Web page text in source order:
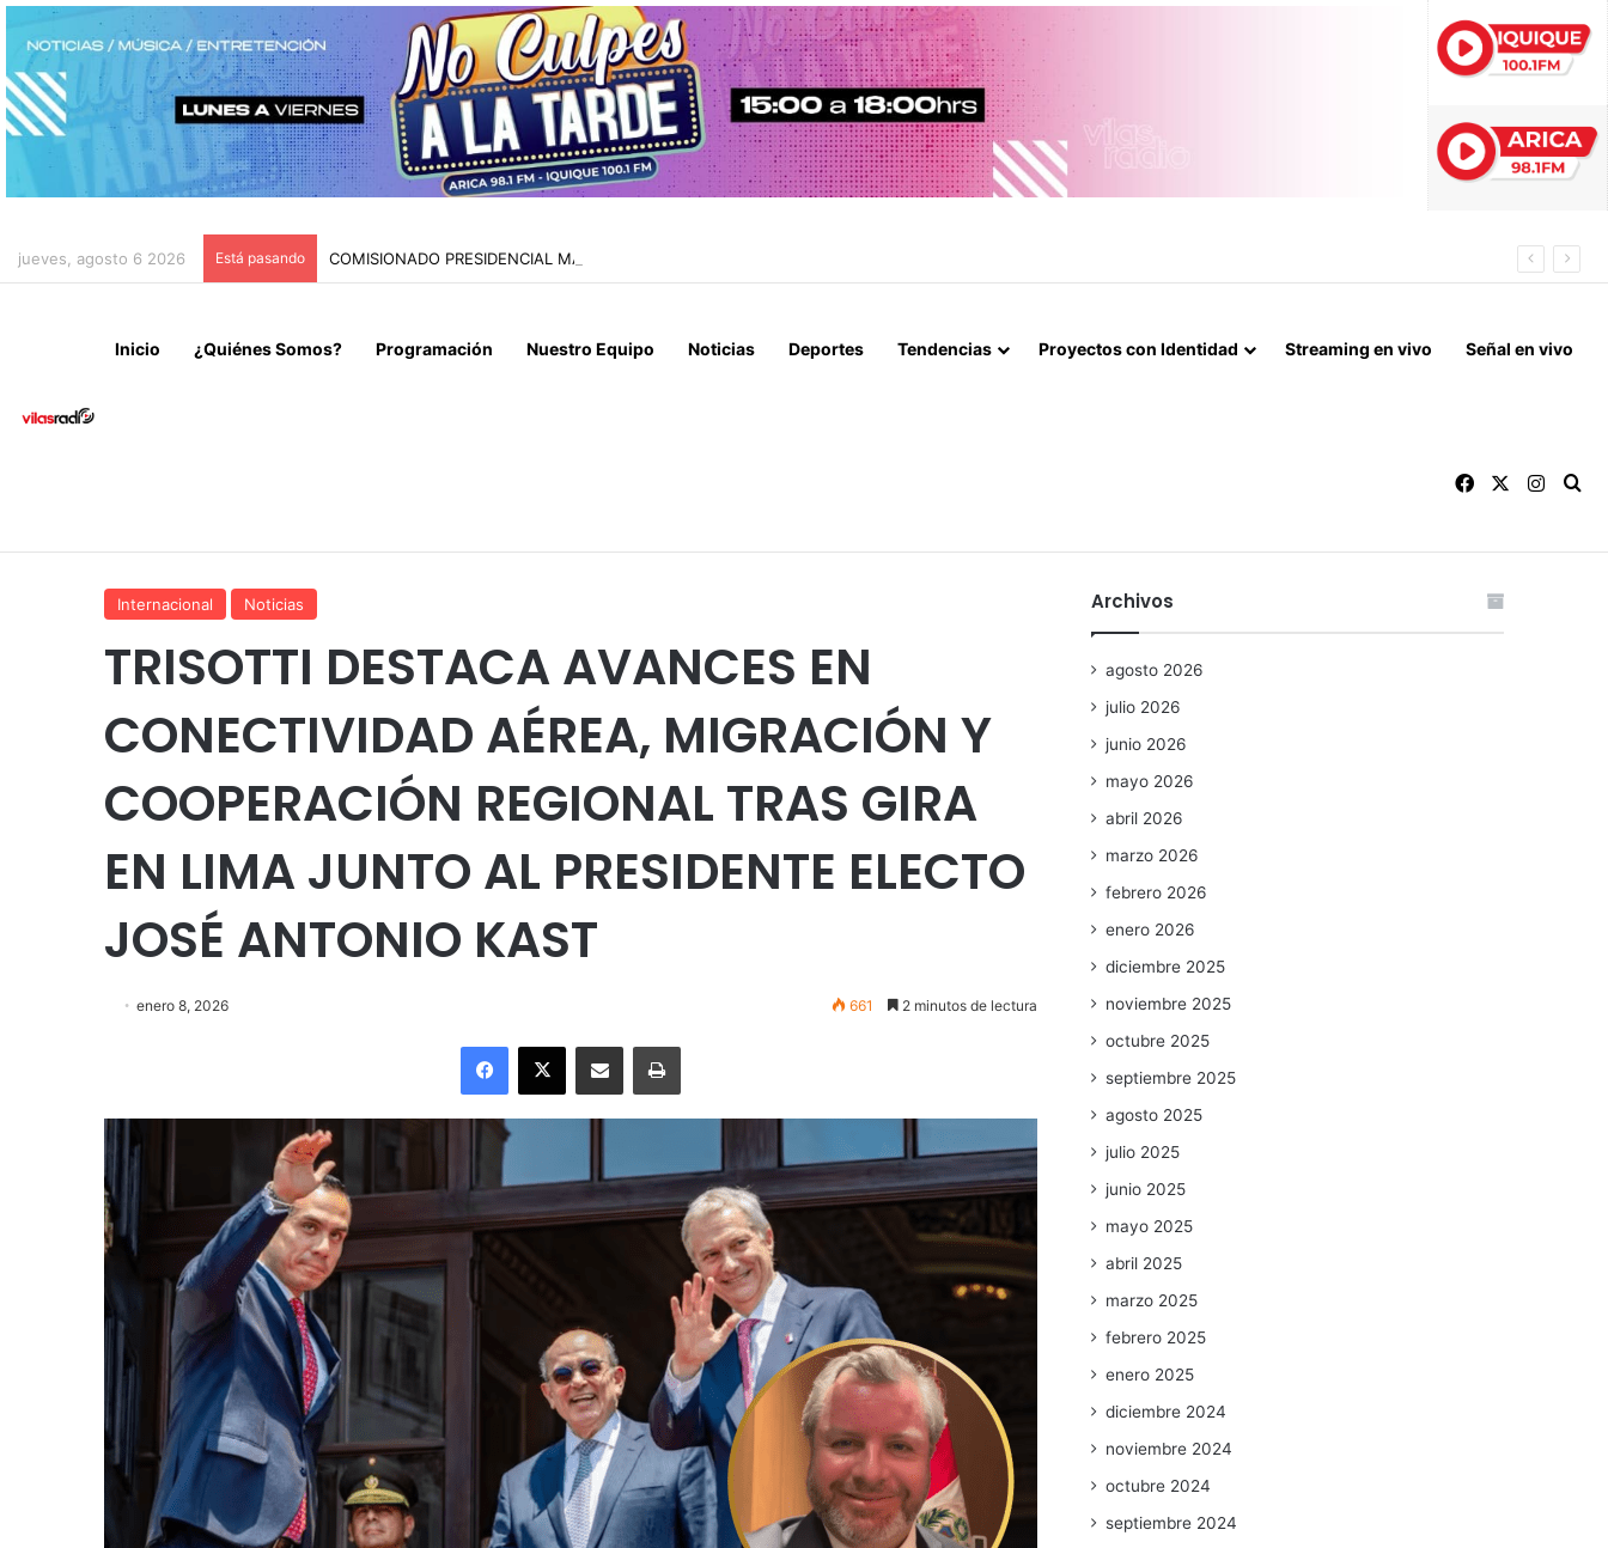
jueves, agosto 6 2026 Está pasando COMISIONADO PRESIDENCIAL MACROZONA NORTE ENCABEZA REUNIÓN TÉCNICA POR CONTROLES EN COLCHANE
Inicio ¿Quiénes Somos? Programación Nuestro Equipo Noticias Deportes Tendencias Proyectos con Identidad Streaming en vivo Señal en vivo
Facebook
Internacional Noticias
TRISOTTI DESTACA AVANCES EN
CONECTIVIDAD AÉREA, MIGRACIÓN Y
COOPERACIÓN REGIONAL TRAS GIRA
EN LIMA JUNTO AL PRESIDENTE ELECTO
JOSÉ ANTONIO KAST
enero 8, 2026 661 2 minutos de lectura
Facebook
X Enviar vía email Imprimir
Archivos
agosto 2026
julio 2026
junio 2026
mayo 2026
abril 2026
marzo 2026
febrero 2026
enero 2026
diciembre 2025
noviembre 2025
octubre 2025
septiembre 2025
agosto 2025
julio 2025
junio 2025
mayo 2025
abril 2025
marzo 2025
febrero 2025
enero 2025
diciembre 2024
noviembre 2024
octubre 2024
septiembre 2024